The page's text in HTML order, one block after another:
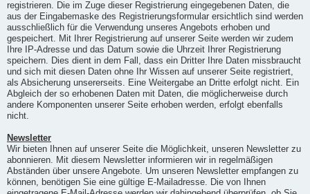
registrieren. Die im Zuge dieser Registrierung eingegebenen Daten, die
aus der Eingabemaske des Registrierungsformular ersichtlich sind werden
ausschließlich für die Verwendung unseres Angebots erhoben und
gespeichert. Mit Ihrer Registrierung auf unserer Seite werden wir zudem
Ihre IP-Adresse und das Datum sowie die Uhrzeit Ihrer Registrierung
speichern. Dies dient in dem Fall, dass ein Dritter Ihre Daten missbraucht
und sich mit diesen Daten ohne Ihr Wissen auf unserer Seite registriert,
als Absicherung unsererseits. Eine Weitergabe an Dritte erfolgt nicht. Ein
Abgleich der so erhobenen Daten mit Daten, die möglicherweise durch
andere Komponenten unserer Seite erhoben werden, erfolgt ebenfalls
nicht.
Newsletter
Wir bieten Ihnen auf unserer Seite die Möglichkeit, unseren Newsletter zu
abonnieren. Mit diesem Newsletter informieren wir in regelmäßigen
Abständen über unsere Angebote. Um unseren Newsletter empfangen zu
können, benötigen Sie eine gültige E-Mailadresse. Die von Ihnen